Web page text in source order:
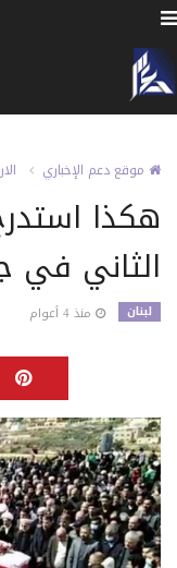
موقع دعم الإخباري
هكذا
الثاني في
لبنان منذ 4 أعوام